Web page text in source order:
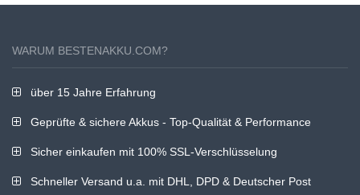
WARUM BESTENAKKU.COM?
über 15 Jahre Erfahrung
Geprüfte & sichere Akkus - Top-Qualität & Performance
Sicher einkaufen mit 100% SSL-Verschlüsselung
Schneller Versand u.a. mit DHL, DPD & Deutscher Post